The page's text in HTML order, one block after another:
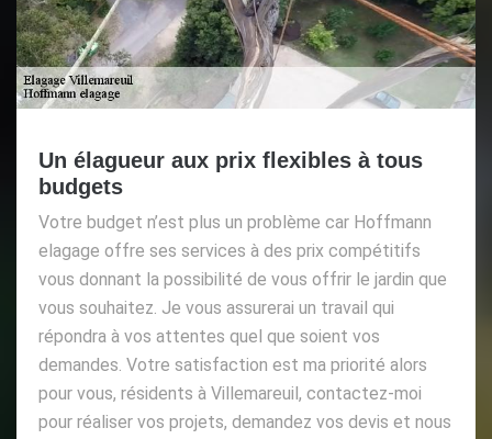
Un élagueur aux prix flexibles à tous
budgets
Votre budget n’est plus un problème car Hoffmann
elagage offre ses services à des prix compétitifs
vous donnant la possibilité de vous offrir le jardin que
vous souhaitez. Je vous assurerai un travail qui
répondra à vos attentes quel que soient vos
demandes. Votre satisfaction est ma priorité alors
pour vous, résidents à Villemareuil, contactez-moi
pour réaliser vos projets, demandez vos devis et nous